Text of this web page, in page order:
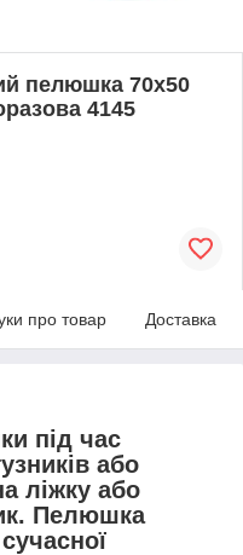
пелюшка 70х50
4145
про товар Доставка
під час
або
ліжку або
Пелюшка